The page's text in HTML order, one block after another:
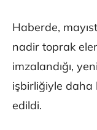
Haberde,
nadir toprak
imzalandığı,
işbirliğiyle daha
edildi.